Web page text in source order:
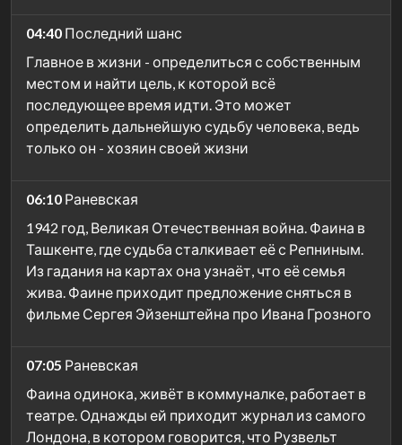
04:40 Последний шанс
Главное в жизни - определиться с собственным
местом и найти цель, к которой всё
последующее время идти. Это может
определить дальнейшую судьбу человека, ведь
только он - хозяин своей жизни
06:10 Раневская
1942 год, Великая Отечественная война. Фаина в
Ташкенте, где судьба сталкивает её с Репниным.
Из гадания на картах она узнаёт, что её семья
жива. Фаине приходит предложение сняться в
фильме Сергея Эйзенштейна про Ивана Грозного
07:05 Раневская
Фаина одинока, живёт в коммуналке, работает в
театре. Однажды ей приходит журнал из самого
Лондона, в котором говорится, что Рузвельт